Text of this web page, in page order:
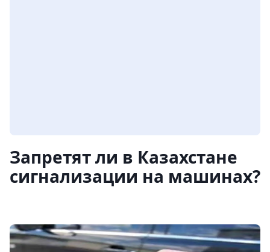
Запретят ли в Казахстане
сигнализации на машинах?